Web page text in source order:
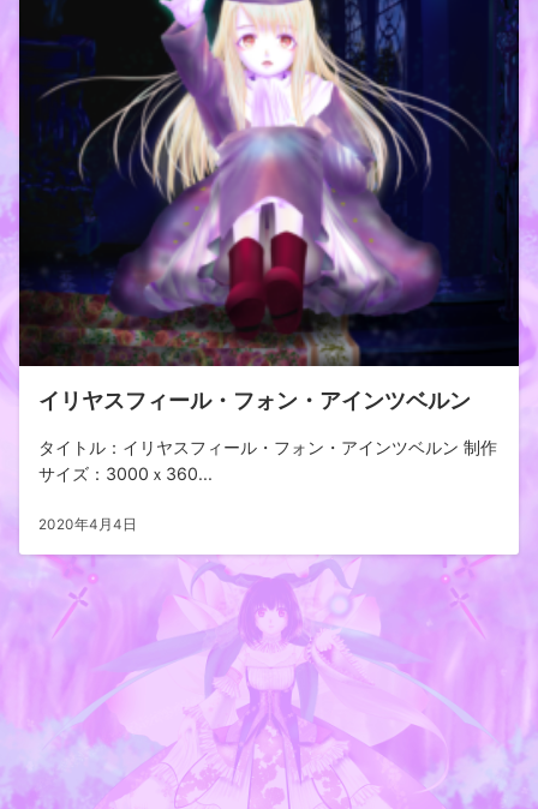
イリヤスフィール・フォン・アインツベルン
タイトル：イリヤスフィール・フォン・アインツベルン 制作
サイズ：3000ｘ360...
2020年4月4日